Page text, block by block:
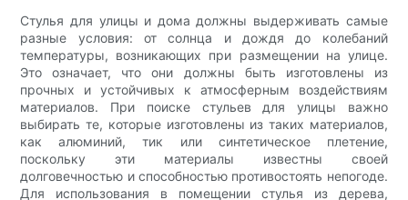
Стулья для улицы и дома должны выдерживать самые
разные условия: от солнца и дождя до колебаний
температуры, возникающих при размещении на улице.
Это означает, что они должны быть изготовлены из
прочных и устойчивых к атмосферным воздействиям
материалов. При поиске стульев для улицы важно
выбирать те, которые изготовлены из таких материалов,
как алюминий, тик или синтетическое плетение,
поскольку эти материалы известны своей
долговечностью и способностью противостоять непогоде.
Для использования в помещении стулья из дерева,